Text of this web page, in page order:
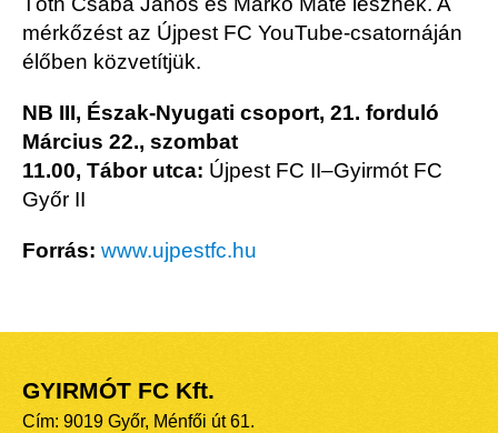
mérkőzést az Újpest FC YouTube-csatornáján
élőben közvetítjük.
NB III, Észak-Nyugati csoport, 21. forduló
Március 22., szombat
11.00, Tábor utca: Újpest FC II–Gyirmót FC
Győr II
Forrás: www.ujpestfc.hu
GYIRMÓT FC Kft.
Cím: 9019 Győr, Ménfői út 61.